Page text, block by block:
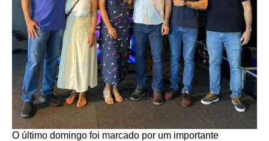
O último domingo foi marcado por um importante